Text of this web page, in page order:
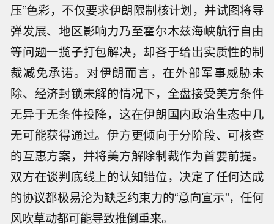
压”色彩，不仅要求伊朗限制核计划，并试图将导
弹发展、地区影响力乃至霍尔木兹海峡航行自由
等问题一揽子打包解决，却吝于给出实质性的制
裁减免承诺。对伊朗而言，在外部军事威胁未
除、经济封锁未解的情况下，全盘接受美方条件
无异于无条件投降，这在伊朗国内政治生态中几
无可能获得通过。伊方更倾向于分阶段、可核查
的互惠方案，并将美方解除制裁作为首要前提。
双方在谈判底线上的认知错位，决定了任何达成
的协议都极易沦为缺乏约束力的“意向宣示”，任何
风吹草动都可能导致推倒重来。